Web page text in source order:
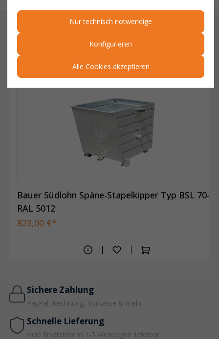
ÄHNLICHE ARTIKEL
Related products
Bauer Südlohn Späne-Stapelkipper Typ BSL 70-
RAL 5012
823,00 €*
Sichere Zahlung
PayPal, Rechnung, Vorkasse & mehr
Schnelle Lieferung
viele Ersatzteile in 1-5 Werktagen lieferbar
Nur technisch notwendige
Konfigurieren
Alle Cookies akzeptieren